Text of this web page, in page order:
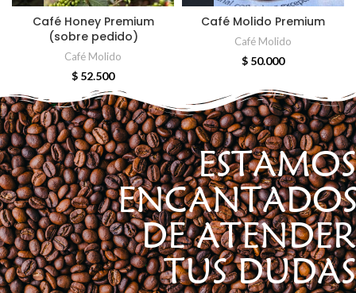
Café Honey Premium
(sobre pedido)
Café Molido
$ 52.500
Café Molido Premium
Café Molido
$ 50.000
ESTAMOS
DE ATENDER
TUS DUDAS